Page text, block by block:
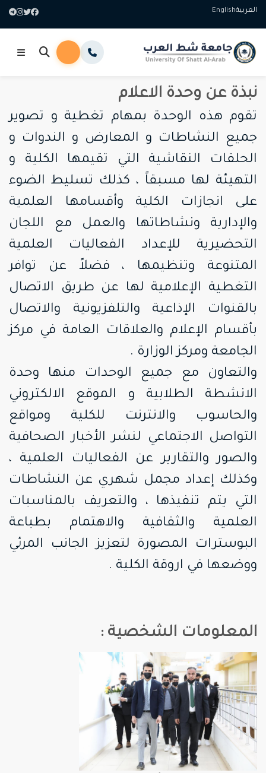
العربيةEnglish
نبذة عن وحدة الاعلام
تقوم هذه الوحدة بمهام تغطية و تصوير
جميع النشاطات و المعارض و الندوات و
الحلقات النقاشية التي تقيمها الكلية و
التهيئة لها مسبقاً ، كذلك تسليط الضوء
على انجازات الكلية وأقسامها العلمية
والإدارية ونشاطاتها والعمل مع اللجان
التحضيرية للإعداد الفعاليات العلمية
المتنوعة وتنظيمها ، فضلاً عن توافر
التغطية الإعلامية لها عن طريق الاتصال
بالقنوات الإذاعية والتلفزيونية والاتصال
بأقسام الإعلام والعلاقات العامة في مركز
الجامعة ومركز الوزارة .
والتعاون مع جميع الوحدات منها وحدة
الانشطة الطلابية و الموقع الالكتروني
والحاسوب والانترنت للكلية ومواقع
التواصل الاجتماعي لنشر الأخبار الصحافية
والصور والتقارير عن الفعاليات العلمية ،
وكذلك إعداد مجمل شهري عن النشاطات
التي يتم تنفيذها ، والتعريف بالمناسبات
العلمية والثقافية والاهتمام بطباعة
البوسترات المصورة لتعزيز الجانب المرئي
ووضعها في اروقة الكلية .
المعلومات الشخصية :